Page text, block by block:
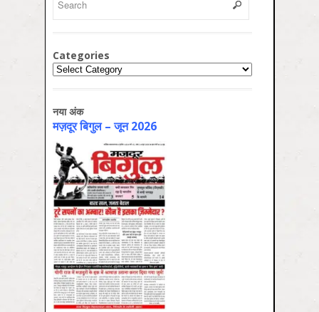
Categories
Categories
नया अंक
मज़दूर बिगुल – जून 2026